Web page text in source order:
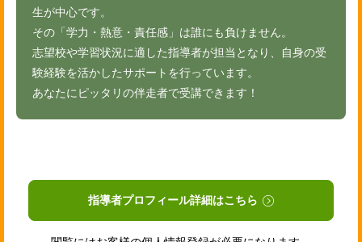
生が中心です。
その「学力・熱意・責任感」は誰にも負けません。
志望校や学習状況に適した指導者が担当となり、自身の受
験経験を活かしたサポートを行っています。
あなたにピッタリの伴走者で受講できます！
指導者プロフィール詳細はこちら